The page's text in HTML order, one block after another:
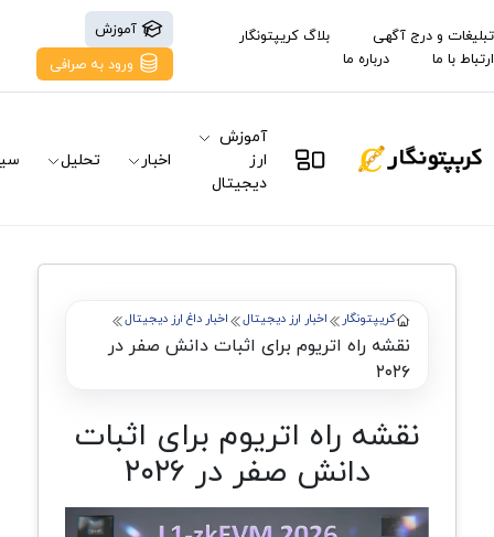
تبلیغات و درج آگهی
بلاگ کریپتونگار
ارتباط با ما
درباره ما
آموزش
ورود به صرافی
آموزش
ارز
دیجیتال
اخبار تحلیل
کریپتونگار اخبار ارز دیجیتال اخبار داغ ارز دیجیتال
نقشه راه اتریوم برای اثبات دانش صفر در
۲۰۲۶
نقشه راه اتریوم برای اثبات
دانش صفر در ۲۰۲۶